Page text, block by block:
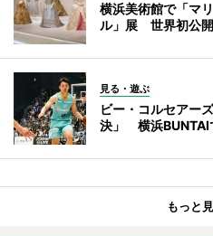
横浜美術館で「マ
ル」展 世界初公
見る・遊ぶ
ビー・コルセアー
決」 横浜BUNTAI
もっと